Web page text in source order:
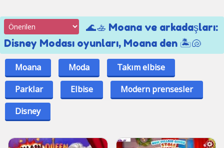
🌊🚣 Moana ve arkadaşları:
Disney Modası oyunları, Moana den 🏝️🐚
Moana Moda
Takım elbise
Parklar
Elbise
Modern prensesler
Disney